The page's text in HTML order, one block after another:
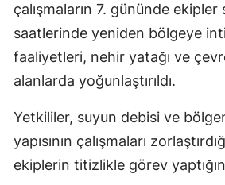
çalışmaların 7. gününde ekipler
saatlerinde yeniden bölgeye
faaliyetleri, nehir yatağı ve
alanlarda yoğunlaştırıldı.
Yetkililer, suyun debisi ve
yapısının çalışmaları
ekiplerin titizlikle görev